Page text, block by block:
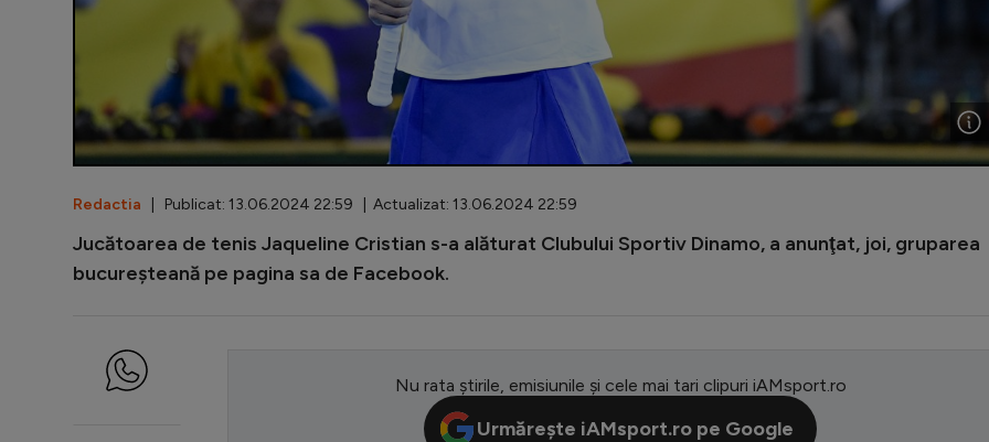
Redactia | Publicat: 13.06.2024 22:59 | Actualizat: 13.06.2024 22:59
Jucătoarea de tenis Jaqueline Cristian s-a alăturat Clubului Sportiv Dinamo, a anunţat, joi, gruparea
bucureşteană pe pagina sa de Facebook.
Nu rata știrile, emisiunile și cele mai tari clipuri iAMsport.ro
Urmărește iAMsport.ro pe Google